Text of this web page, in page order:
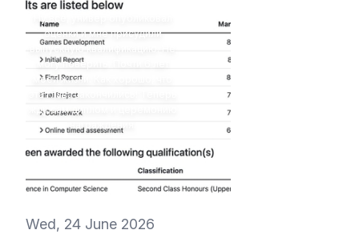
оценки и мне присудили
выпускную квалификацию. Не
могу поверить. Почти 6 лет
моей жизни. Как хорошо, что
эта глава закончились! Теперь
жду сам диплом и церемонию
награждения.
Wed, 24 June 2026